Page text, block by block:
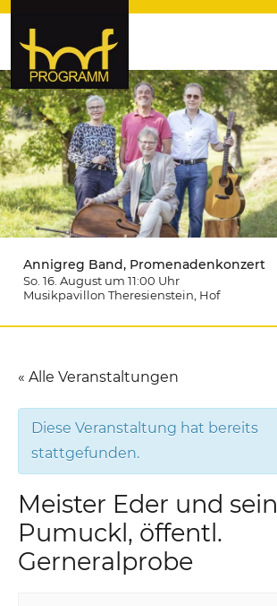
hof-programm – das
Veranstaltungsportal für
Hochfranken
Annigreg Band, Promenadenkonzert
So. 16. August um 11:00 Uhr
Musikpavillon Theresienstein , Hof
« Alle Veranstaltungen
Diese Veranstaltung hat bereits
stattgefunden.
Meister Eder und sein
Pumuckl, öffentl.
Gerneralprobe